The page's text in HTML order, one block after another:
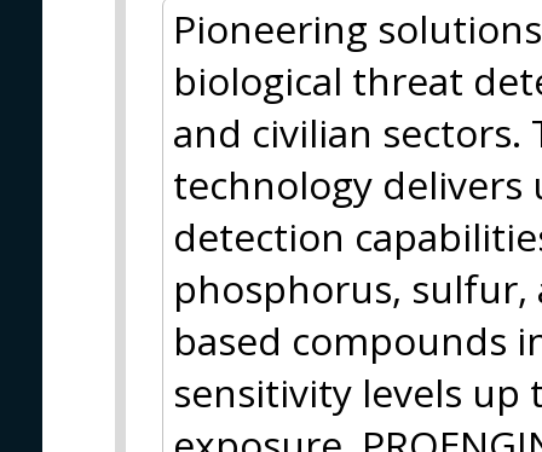
Pioneering
biological threat
and civilian
technology
detection
phosphorus, sulfur,
based compounds
sensitivity levels up